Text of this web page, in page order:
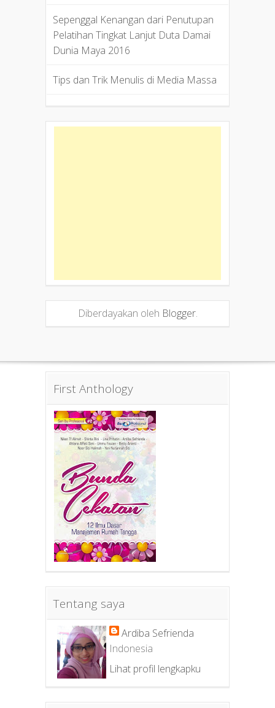
Sepenggal Kenangan dari Penutupan
Pelatihan Tingkat Lanjut Duta Damai
Dunia Maya 2016
Tips dan Trik Menulis di Media Massa
Diberdayakan oleh Blogger.
First Anthology
Tentang saya
Ardiba Sefrienda
Indonesia
Lihat profil lengkapku